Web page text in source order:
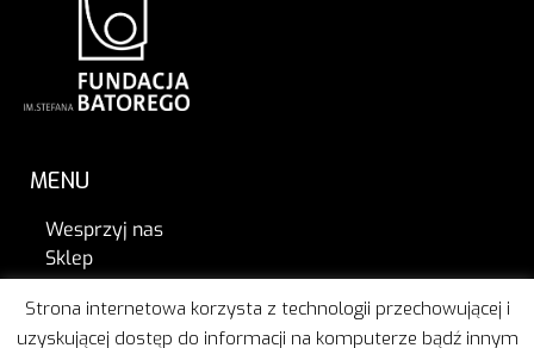
MENU
Wesprzyj nas
Sklep
Poznajmy się
Tak działamy
Strona internetowa korzysta z technologii przechowującej i
uzyskującej dostęp do informacji na komputerze bądź innym